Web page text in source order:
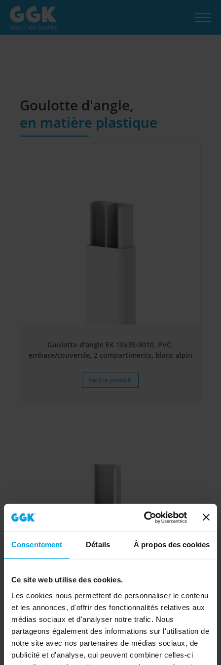
Consentement Détails À propos des cookies
Ce site web utilise des cookies.
Les cookies nous permettent de personnaliser le contenu
et les annonces, d'offrir des fonctionnalités relatives aux
médias sociaux et d'analyser notre trafic. Nous
partageons également des informations sur l'utilisation de
notre site avec nos partenaires de médias sociaux, de
publicité et d'analyse, qui peuvent combiner celles-ci
Goulotte d'angle,
en matière plastique
Goulotte d'angle EK 15x35-9010, PVC,
embase/couvercle, 2 compartiments, blanc alpin
Vers le produit
Goulotte d'angle WK 30x40-9010, PVC,
embase/couvercle, avec perforation de l'embase,
blanc alpin